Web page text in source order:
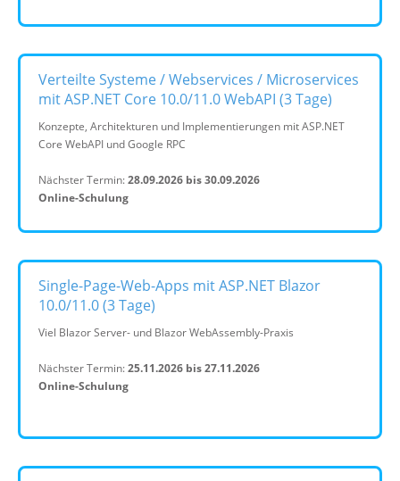
Verteilte Systeme / Webservices / Microservices
mit ASP.NET Core 10.0/11.0 WebAPI (3 Tage)
Konzepte, Architekturen und Implementierungen mit ASP.NET
Core WebAPI und Google RPC
Nächster Termin:28.09.2026 bis 30.09.2026
Online-Schulung
Single-Page-Web-Apps mit ASP.NET Blazor
10.0/11.0 (3 Tage)
Viel Blazor Server- und Blazor WebAssembly-Praxis
Nächster Termin:25.11.2026 bis 27.11.2026
Online-Schulung